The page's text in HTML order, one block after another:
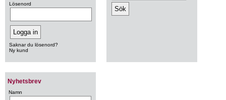
Lösenord
Saknar du lösenord?
Ny kund
Nyhetsbrev
Namn